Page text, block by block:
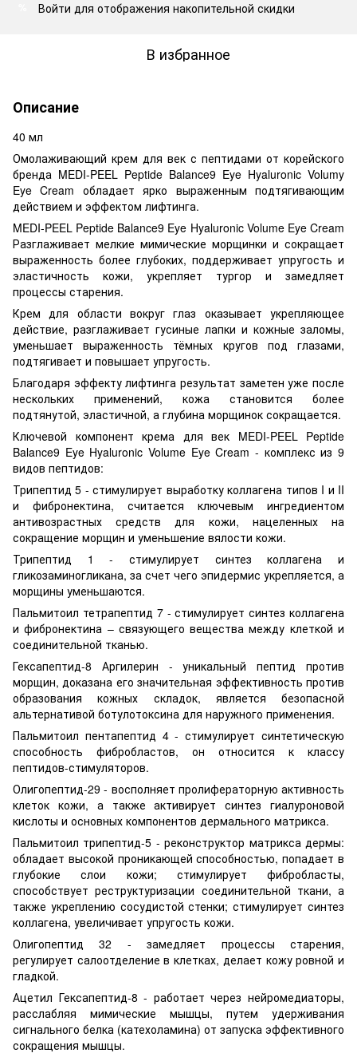
Войти для отображения накопительной скидки
В избранное
Описание
40 мл
Омолаживающий крем для век с пептидами от корейского
бренда MEDI-PEEL Peptide Balance9 Eye Hyaluronic Volumy
Eye Cream обладает ярко выраженным подтягивающим
действием и эффектом лифтинга.
MEDI-PEEL Peptide Balance9 Eye Hyaluronic Volume Eye Cream
Разглаживает мелкие мимические морщинки и сокращает
выраженность более глубоких, поддерживает упругость и
эластичность кожи, укрепляет тургор и замедляет
процессы старения.
Крем для области вокруг глаз оказывает укрепляющее
действие, разглаживает гусиные лапки и кожные заломы,
уменьшает выраженность тёмных кругов под глазами,
подтягивает и повышает упругость.
Благодаря эффекту лифтинга результат заметен уже после
нескольких применений, кожа становится более
подтянутой, эластичной, а глубина морщинок сокращается.
Ключевой компонент крема для век MEDI-PEEL Peptide
Balance9 Eye Hyaluronic Volume Eye Cream - комплекс из 9
видов пептидов:
Трипептид 5 - стимулирует выработку коллагена типов I и II
и фибронектина, считается ключевым ингредиентом
антивозрастных средств для кожи, нацеленных на
сокращение морщин и уменьшение вялости кожи.
Трипептид 1 - стимулирует синтез коллагена и
гликозаминогликана, за счет чего эпидермис укрепляется, а
морщины уменьшаются.
Пальмитоил тетрапептид 7 - стимулирует синтез коллагена
и фибронектина – связующего вещества между клеткой и
соединительной тканью.
Гексапептид-8 Аргилерин - уникальный пептид против
морщин, доказана его значительная эффективность против
образования кожных складок, является безопасной
альтернативой ботулотоксина для наружного применения.
Пальмитоил пентапептид 4 - стимулирует синтетическую
способность фибробластов, он относится к классу
пептидов-стимуляторов.
Олигопептид-29 - восполняет пролифераторную активность
клеток кожи, а также активирует синтез гиалуроновой
кислоты и основных компонентов дермального матрикса.
Пальмитоил трипептид-5 - реконструктор матрикса дермы:
обладает высокой проникающей способностью, попадает в
глубокие слои кожи; стимулирует фибробласты,
способствует реструктуризации соединительной ткани, а
также укреплению сосудистой стенки; стимулирует синтез
коллагена, увеличивает упругость кожи.
Олигопептид 32 - замедляет процессы старения,
регулирует салоотделение в клетках, делает кожу ровной и
гладкой.
Ацетил Гексапептид-8 - работает через нейромедиаторы,
расслабляя мимические мышцы, путем удерживания
сигнального белка (катехоламина) от запуска эффективного
сокращения мышцы.